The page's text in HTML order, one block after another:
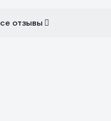
отзывы